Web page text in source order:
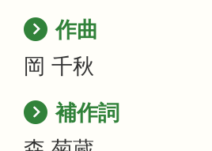
作曲
岡 千秋
補作詞